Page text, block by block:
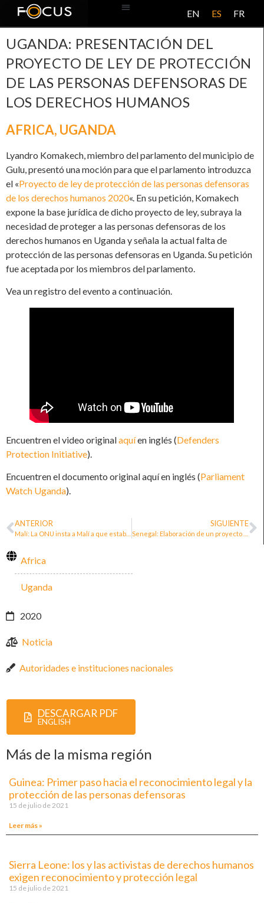
EN ES FR
UGANDA: PRESENTACIÓN DEL
PROYECTO DE LEY DE PROTECCIÓN
DE LAS PERSONAS DEFENSORAS DE
LOS DERECHOS HUMANOS
AFRICA, UGANDA
Lyandro Komakech, miembro del parlamento del municipio de
Gulu, presentó una moción para que el parlamento introduzca
el «Proyecto de ley de protección de las personas defensoras
de los derechos humanos 2020«. En su petición, Komakech
expone la base jurídica de dicho proyecto de ley, subraya la
necesidad de proteger a las personas defensoras de los
derechos humanos en Uganda y señala la actual falta de
protección de las personas defensoras en Uganda. Su petición
fue aceptada por los miembros del parlamento.
Vea un registro del evento a continuación.
Encuentren el video originalaquíen inglés (Defenders
Protection Initiative).
Encuentren el documento original aquí en inglés (Parliament
Watch Uganda).
ANTERIOR SIGUIENTE
Africa
Uganda
2020
Noticia
Autoridades e instituciones nacionales
DESCARGAR PDF
ENGLISH
Más de la misma región
Guinea: Primer paso hacia el reconocimiento legal y la
protección de las personas defensoras
15 de julio de 2021
Leer más »
Sierra Leone: los y las activistas de derechos humanos
exigen reconocimiento y protección legal
15 de julio de 2021